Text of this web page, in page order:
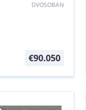
DVOSOBAN
€90.050